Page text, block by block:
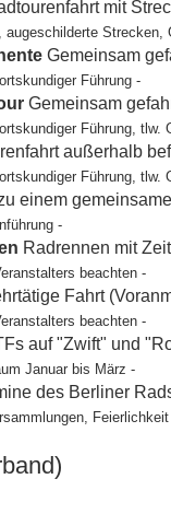
mit
augeschilderte Strecken,
Gemeinsam
Führung -
Gemeinsam
Führung, tlw.
außerhalb
Führung, tlw.
einem
-
Radrennen mit
beachten -
Fahrt
beachten -
auf "Zwift" und
Januar bis März -
des Berliner